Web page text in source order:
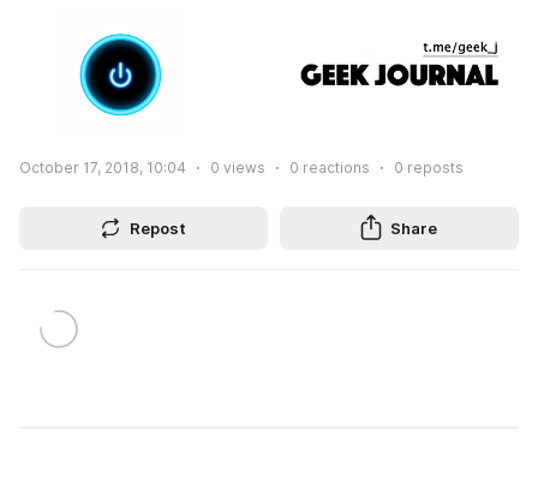
October 17, 2018, 10:04 0 views 0 reactions 0 reposts
Repost Share